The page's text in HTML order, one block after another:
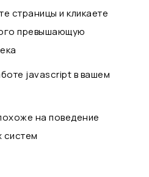
страницы и кликаете
превышающую
javascript в вашем
на поведение
систем